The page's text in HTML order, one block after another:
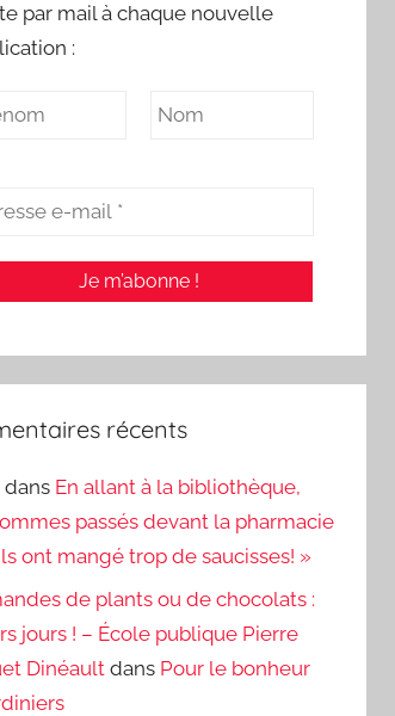
par mail à chaque nouvelle
:
récents
dans En allant à la bibliothèque,
passés devant la pharmacie
ont mangé trop de saucisses! »
de plants ou de chocolats :
jours ! – École publique Pierre
Dinéault dans Pour le bonheur